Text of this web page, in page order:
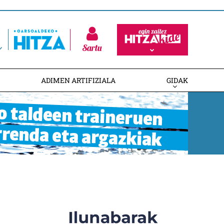
Sartu
ADIMEN ARTIFIZIALA GIDAK